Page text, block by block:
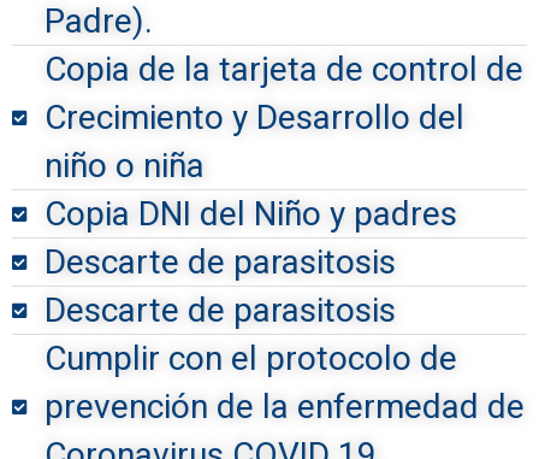
Padre).
Copia de la tarjeta de control de
Crecimiento y Desarrollo del
niño o niña
Copia DNI del Niño y padres
Descarte de parasitosis
Descarte de parasitosis
Cumplir con el protocolo de
prevención de la enfermedad de